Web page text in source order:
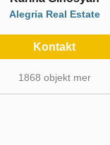
Alegria Real Estate
Kontakt
1868 objekt mer